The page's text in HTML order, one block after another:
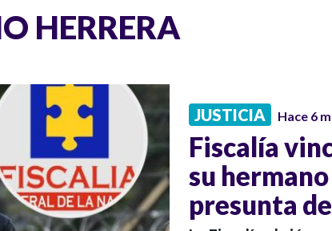
HERRERA
JUSTICIA Hace 6
Fiscalía
su
presunta